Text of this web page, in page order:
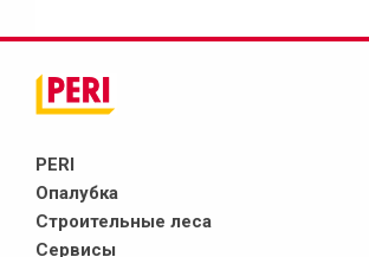
PERI
Опалубка
Строительные леса
Сервисы